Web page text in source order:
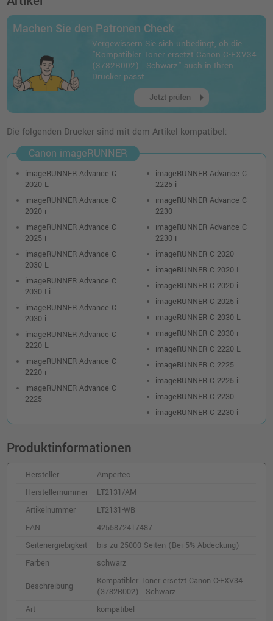
Canon FM3-8137 C-EXV34
o. MwSt. 4,95 €
5,89 €
Machen Sie den Patronen Check
Vergewissern Sie sich unbedingt, ob die
"Kompatibler Toner ersetzt Canon C-EXV34
(3782B002) · Schwarz" auch in Ihren
Drucker passt.
Jetzt prüfen arrow_right
Die folgenden Drucker sind mit dem Artikel kompatibel:
Canon imageRUNNER
imageRUNNER Advance C
2020 L
imageRUNNER Advance C
2020 i
imageRUNNER Advance C
2025 i
imageRUNNER Advance C
2030 L
imageRUNNER Advance C
2030 Li
imageRUNNER Advance C
2030 i
imageRUNNER Advance C
2220 L
imageRUNNER Advance C
2220 i
imageRUNNER Advance C
2225
imageRUNNER Advance C
2225 i
imageRUNNER Advance C
2230
imageRUNNER Advance C
2230 i
imageRUNNER C 2020
imageRUNNER C 2020 L
imageRUNNER C 2020 i
imageRUNNER C 2025 i
imageRUNNER C 2030 L
imageRUNNER C 2030 i
imageRUNNER C 2220 L
imageRUNNER C 2225
imageRUNNER C 2225 i
imageRUNNER C 2230
imageRUNNER C 2230 i
Produktinformationen
Hersteller
Ampertec
Herstellernummer
LT2131/AM
Artikelnummer
LT2131-WB
EAN
4255872417487
Seitenergiebigkeit
bis zu 25000 Seiten (Bei 5% Abdeckung)
Farben
schwarz
Beschreibung
Kompatibler Toner ersetzt Canon C-EXV34
(3782B002) · Schwarz
Art
kompatibel